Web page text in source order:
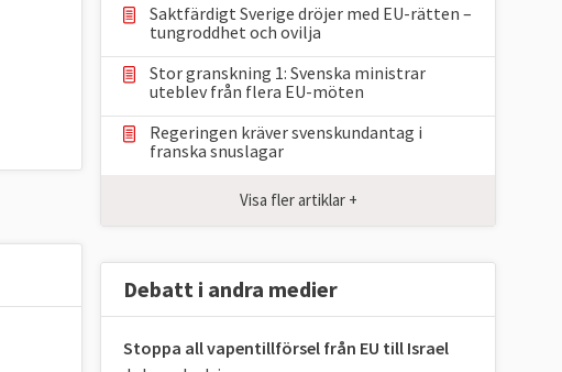
Saktfärdigt Sverige dröjer med EU-rätten –
tungroddhet och ovilja
Stor granskning 1: Svenska ministrar
uteblev från flera EU-möten
Regeringen kräver svenskundantag i
franska snuslagar
Visa fler artiklar +
Debatt i andra medier
Stoppa all vapentillförsel från EU till Israel